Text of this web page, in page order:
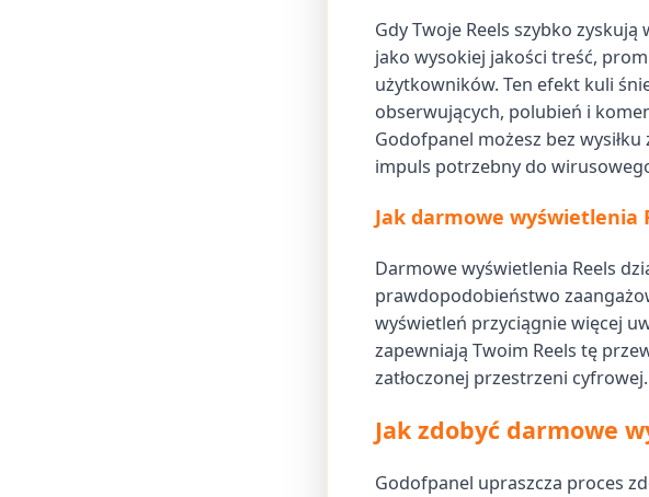
Gdy Twoje Reels szybko
jako wysokiej jakości treść,
użytkowników. Ten efekt kuli
obserwujących, polubień i
Godofpanel możesz bez
impuls potrzebny do
Jak darmowe wyświetlenia
Darmowe wyświetlenia Reels
prawdopodobieństwo
wyświetleń przyciągnie więcej
zapewniają Twoim Reels tę
zatłoczonej przestrzeni cyfrowej.
Jak zdobyć darmowe
Godofpanel upraszcza proces